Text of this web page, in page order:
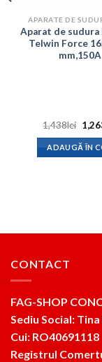
APARATE DE
Aparat de
Telwin Force
mm,150A
1,438lei
inițial
a
ADAUGĂ ÎN
CONTACT
FAG-SHOP
Sediu Social:
Cui: RO40691118
Registrul